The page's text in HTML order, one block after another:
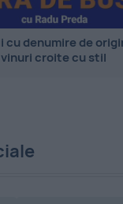
cu denumire de
vinuri croite cu stil